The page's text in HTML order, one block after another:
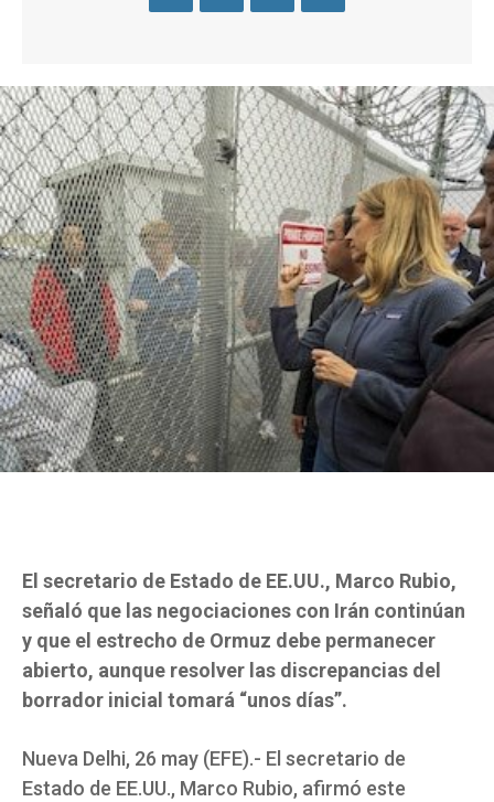
El secretario de Estado de EE.UU., Marco Rubio,
señaló que las negociaciones con Irán continúan
y que el estrecho de Ormuz debe permanecer
abierto, aunque resolver las discrepancias del
borrador inicial tomará “unos días”.
Nueva Delhi, 26 may (EFE).- El secretario de
Estado de EE.UU., Marco Rubio, afirmó este